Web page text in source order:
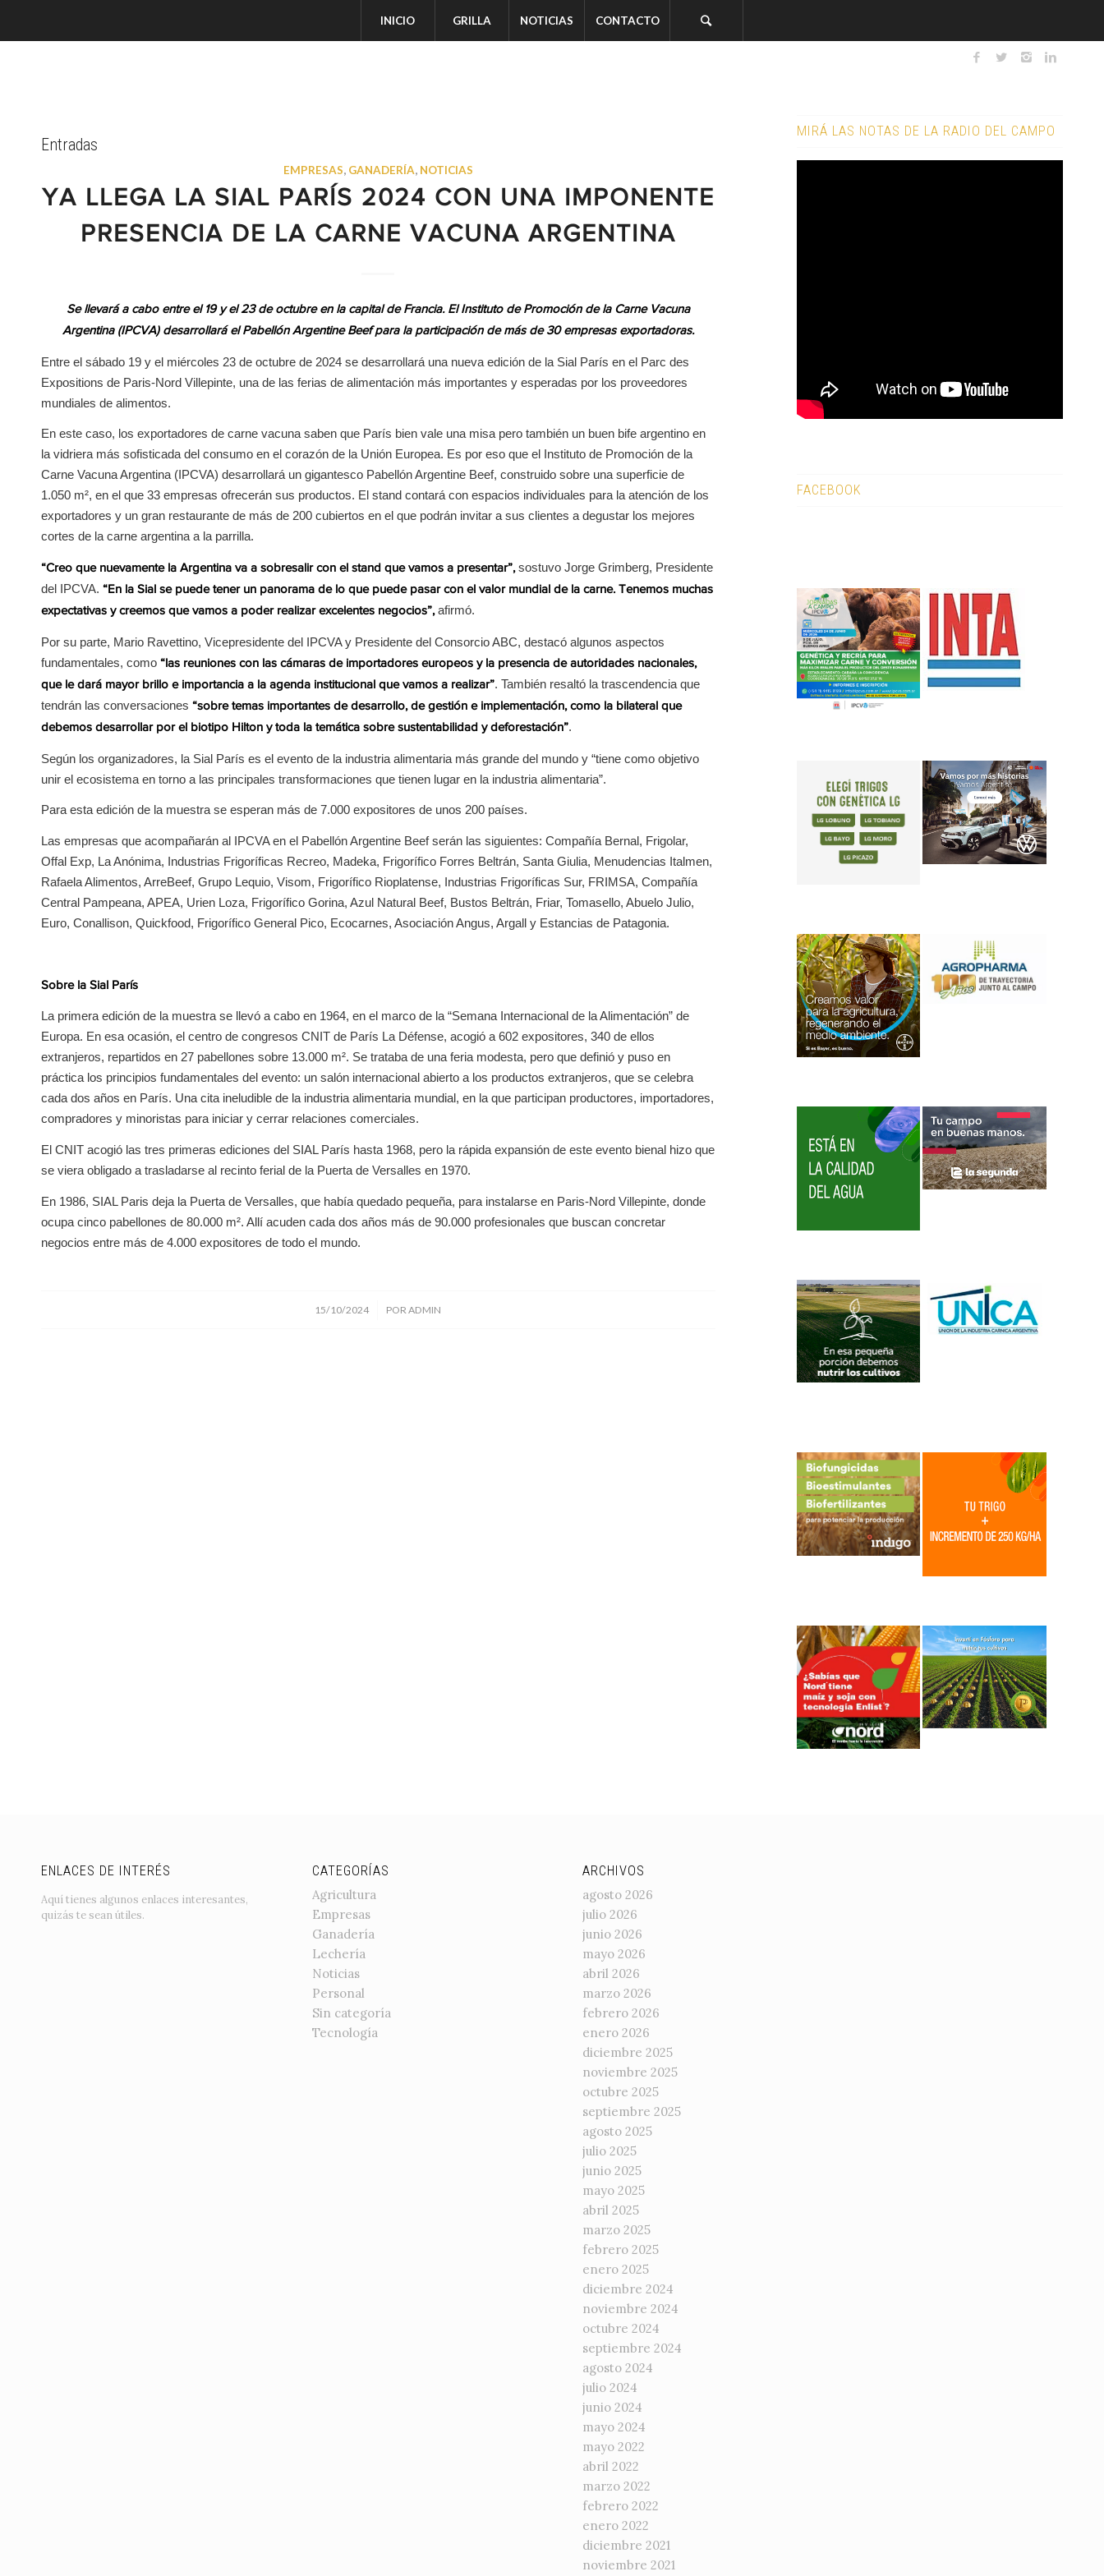
INICIO GRILLA NOTICIAS CONTACTO
Entradas
EMPRESAS, GANADERÍA, NOTICIAS
YA LLEGA LA SIAL PARÍS 2024 CON UNA IMPONENTE
PRESENCIA DE LA CARNE VACUNA ARGENTINA
Se llevará a cabo entre el 19 y el 23 de octubre en la capital de Francia. El Instituto de Promoción de la Carne Vacuna
Argentina (IPCVA) desarrollará el Pabellón Argentine Beef para la participación de más de 30 empresas exportadoras.
Entre el sábado 19 y el miércoles 23 de octubre de 2024 se desarrollará una nueva edición de la Sial París en el Parc des
Expositions de Paris-Nord Villepinte, una de las ferias de alimentación más importantes y esperadas por los proveedores
mundiales de alimentos.
En este caso, los exportadores de carne vacuna saben que París bien vale una misa pero también un buen bife argentino en
la vidriera más sofisticada del consumo en el corazón de la Unión Europea. Es por eso que el Instituto de Promoción de la
Carne Vacuna Argentina (IPCVA) desarrollará un gigantesco Pabellón Argentine Beef, construido sobre una superficie de
1.050 m², en el que 33 empresas ofrecerán sus productos. El stand contará con espacios individuales para la atención de los
exportadores y un gran restaurante de más de 200 cubiertos en el que podrán invitar a sus clientes a degustar los mejores
cortes de la carne argentina a la parrilla.
“Creo que nuevamente la Argentina va a sobresalir con el stand que vamos a presentar”, sostuvo Jorge Grimberg, Presidente
del IPCVA. “En la Sial se puede tener un panorama de lo que puede pasar con el valor mundial de la carne. Tenemos muchas
expectativas y creemos que vamos a poder realizar excelentes negocios”, afirmó.
Por su parte, Mario Ravettino, Vicepresidente del IPCVA y Presidente del Consorcio ABC, destacó algunos aspectos
fundamentales, como “las reuniones con las cámaras de importadores europeos y la presencia de autoridades nacionales,
que le dará mayor brillo e importancia a la agenda institucional que vamos a realizar”. También resaltó la trascendencia que
tendrán las conversaciones “sobre temas importantes de desarrollo, de gestión e implementación, como la bilateral que
debemos desarrollar por el biotipo Hilton y toda la temática sobre sustentabilidad y deforestación”.
Según los organizadores, la Sial París es el evento de la industria alimentaria más grande del mundo y “tiene como objetivo
unir el ecosistema en torno a las principales transformaciones que tienen lugar en la industria alimentaria”.
Para esta edición de la muestra se esperan más de 7.000 expositores de unos 200 países.
Las empresas que acompañarán al IPCVA en el Pabellón Argentine Beef serán las siguientes: Compañía Bernal, Frigolar,
Offal Exp, La Anónima, Industrias Frigoríficas Recreo, Madeka, Frigorífico Forres Beltrán, Santa Giulia, Menudencias Italmen,
Rafaela Alimentos, ArreBeef, Grupo Lequio, Visom, Frigorífico Rioplatense, Industrias Frigoríficas Sur, FRIMSA, Compañía
Central Pampeana, APEA, Urien Loza, Frigorífico Gorina, Azul Natural Beef, Bustos Beltrán, Friar, Tomasello, Abuelo Julio,
Euro, Conallison, Quickfood, Frigorífico General Pico, Ecocarnes, Asociación Angus, Argall y Estancias de Patagonia.
Sobre la Sial París
La primera edición de la muestra se llevó a cabo en 1964, en el marco de la “Semana Internacional de la Alimentación” de
Europa. En esa ocasión, el centro de congresos CNIT de París La Défense, acogió a 602 expositores, 340 de ellos
extranjeros, repartidos en 27 pabellones sobre 13.000 m². Se trataba de una feria modesta, pero que definió y puso en
práctica los principios fundamentales del evento: un salón internacional abierto a los productos extranjeros, que se celebra
cada dos años en París. Una cita ineludible de la industria alimentaria mundial, en la que participan productores, importadores,
compradores y minoristas para iniciar y cerrar relaciones comerciales.
El CNIT acogió las tres primeras ediciones del SIAL París hasta 1968, pero la rápida expansión de este evento bienal hizo que
se viera obligado a trasladarse al recinto ferial de la Puerta de Versalles en 1970.
En 1986, SIAL Paris deja la Puerta de Versalles, que había quedado pequeña, para instalarse en Paris-Nord Villepinte, donde
ocupa cinco pabellones de 80.000 m². Allí acuden cada dos años más de 90.000 profesionales que buscan concretar
negocios entre más de 4.000 expositores de todo el mundo.
15/10/2024
/ PORADMIN
MIRÁ LAS NOTAS DE LA RADIO DEL CAMPO
FACEBOOK
ENLACES DE INTERÉS
Aquí tienes algunos enlaces interesantes,
quizás te sean útiles.
CATEGORÍAS
Agricultura
Empresas
Ganadería
Lechería
Noticias
Personal
Sin categoría
Tecnología
ARCHIVOS
agosto 2026
julio 2026
junio 2026
mayo 2026
abril 2026
marzo 2026
febrero 2026
enero 2026
diciembre 2025
noviembre 2025
octubre 2025
septiembre 2025
agosto 2025
julio 2025
junio 2025
mayo 2025
abril 2025
marzo 2025
febrero 2025
enero 2025
diciembre 2024
noviembre 2024
octubre 2024
septiembre 2024
agosto 2024
julio 2024
junio 2024
mayo 2024
mayo 2022
abril 2022
marzo 2022
febrero 2022
enero 2022
diciembre 2021
noviembre 2021